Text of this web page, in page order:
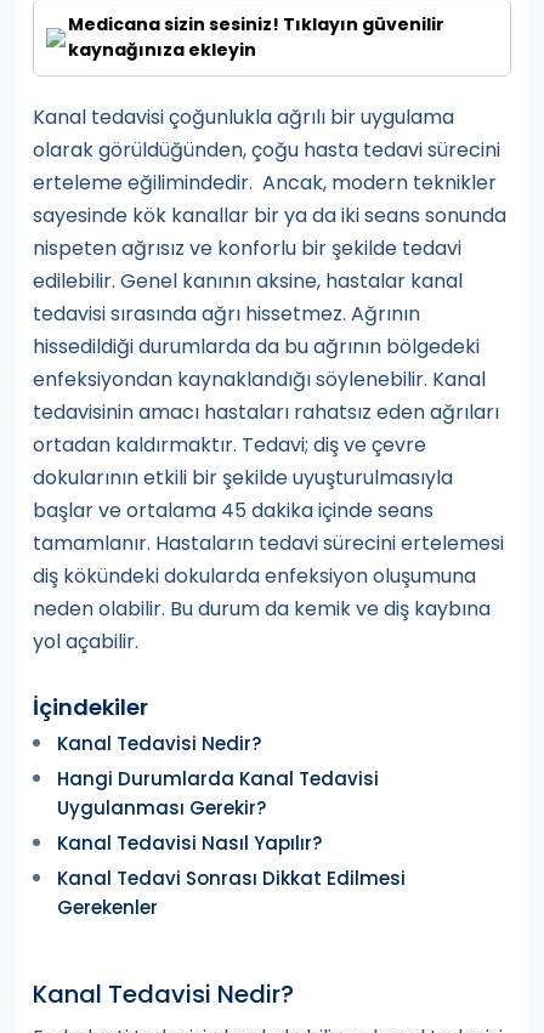
Medicana sizin sesiniz! Tıklayın güvenilir
kaynağınıza ekleyin
Kanal tedavisi çoğunlukla ağrılı bir uygulama
olarak görüldüğünden, çoğu hasta tedavi sürecini
erteleme eğilimindedir. Ancak, modern teknikler
sayesinde kök kanallar bir ya da iki seans sonunda
nispeten ağrısız ve konforlu bir şekilde tedavi
edilebilir. Genel kanının aksine, hastalar kanal
tedavisi sırasında ağrı hissetmez. Ağrının
hissedildiği durumlarda da bu ağrının bölgedeki
enfeksiyondan kaynaklandığı söylenebilir. Kanal
tedavisinin amacı hastaları rahatsız eden ağrıları
ortadan kaldırmaktır. Tedavi; diş ve çevre
dokularının etkili bir şekilde uyuşturulmasıyla
başlar ve ortalama 45 dakika içinde seans
tamamlanır. Hastaların tedavi sürecini ertelemesi
diş kökündeki dokularda enfeksiyon oluşumuna
neden olabilir. Bu durum da kemik ve diş kaybına
yol açabilir.
İçindekiler
Kanal Tedavisi Nedir?
Hangi Durumlarda Kanal Tedavisi
Uygulanması Gerekir?
Kanal Tedavisi Nasıl Yapılır?
Kanal Tedavi Sonrası Dikkat Edilmesi
Gerekenler
Kanal Tedavisi Nedir?